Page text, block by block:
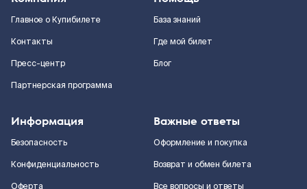
Главное о Купибилете
Контакты
Пресс-центр
Партнерская программа
База знаний
Где мой билет
Блог
Информация
Безопасность
Конфиденциальность
Оферта
Важные ответы
Оформление и покупка
Возврат и обмен билета
Все вопросы и ответы